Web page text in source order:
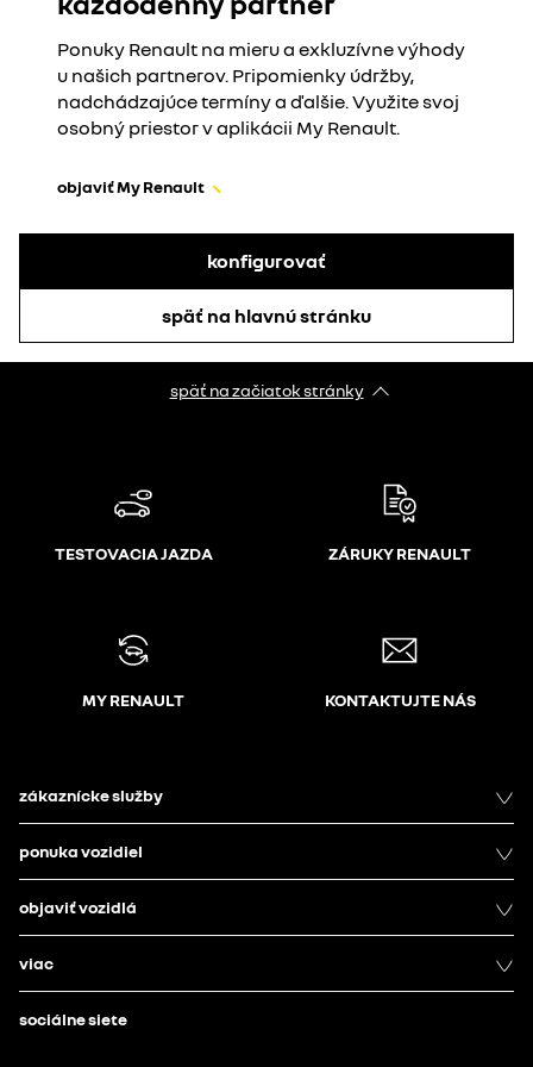
Ponuky Renault na mieru a exkluzívne výhody
u našich partnerov. Pripomienky údržby,
nadchádzajúce termíny a ďalšie. Využite svoj
osobný priestor v aplikácii My Renault.
objaviť My Renault
konfigurovať
späť na hlavnú stránku
späť na začiatok stránky
TESTOVACIA JAZDA ZÁRUKY RENAULT
MY RENAULT KONTAKTUJTE NÁS
zákaznícke služby
ponuka vozidiel
objaviť vozidlá
viac
sociálne siete